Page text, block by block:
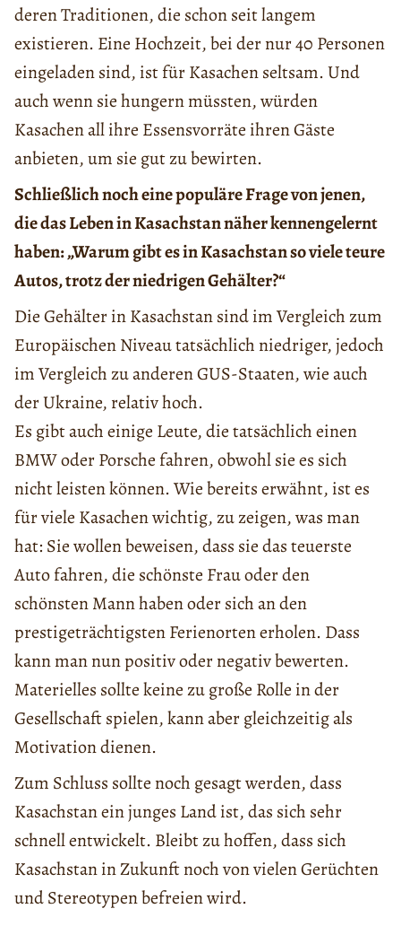
deren Traditionen, die schon seit langem
existieren. Eine Hochzeit, bei der nur 40 Personen
eingeladen sind, ist für Kasachen seltsam. Und
auch wenn sie hungern müssten, würden
Kasachen all ihre Essensvorräte ihren Gäste
anbieten, um sie gut zu bewirten.
Schließlich noch eine populäre Frage von jenen,
die das Leben in Kasachstan näher kennengelernt
haben: „Warum gibt es in Kasachstan so viele teure
Autos, trotz der niedrigen Gehälter?“
Die Gehälter in Kasachstan sind im Vergleich zum
Europäischen Niveau tatsächlich niedriger, jedoch
im Vergleich zu anderen GUS-Staaten, wie auch
der Ukraine, relativ hoch.
Es gibt auch einige Leute, die tatsächlich einen
BMW oder Porsche fahren, obwohl sie es sich
nicht leisten können. Wie bereits erwähnt, ist es
für viele Kasachen wichtig, zu zeigen, was man
hat: Sie wollen beweisen, dass sie das teuerste
Auto fahren, die schönste Frau oder den
schönsten Mann haben oder sich an den
prestigeträchtigsten Ferienorten erholen. Dass
kann man nun positiv oder negativ bewerten.
Materielles sollte keine zu große Rolle in der
Gesellschaft spielen, kann aber gleichzeitig als
Motivation dienen.
Zum Schluss sollte noch gesagt werden, dass
Kasachstan ein junges Land ist, das sich sehr
schnell entwickelt. Bleibt zu hoffen, dass sich
Kasachstan in Zukunft noch von vielen Gerüchten
und Stereotypen befreien wird.